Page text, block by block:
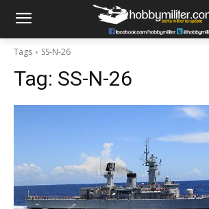
Tags SS-N-26
Tag: SS-N-26